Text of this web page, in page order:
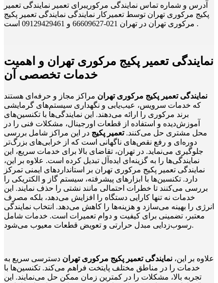
آدرس و شماره تماس نمایندگی مرکوریبرای تعمیر نمایندگی تعمیر
پکیج مرکوری تهران توسط تعمیرکار نمایندگی نمایندگی تعمیر پکیج
مرکوری تهران در تهران 021-66609627 و 09129429461 است .
نمایندگی تعمیر پکیج مرکوری تهران و اهمیت
خدمات تخصصی آن
نمایندگی تعمیر پکیج مرکوری تهران مراکز مجاز و حرفه‌ای هستند
که خدمات سرویس، عیب‌یابی و نگهداری سیستم‌های گرمایشی
برند مرکوری را ارائه می‌دهند. این نمایندگی‌ها با تکنسین‌های
آموزش‌دیده و استفاده از قطعات اورجینال، مشکلات فنی را در
محل مشتری حل می‌کنند.تعمیر پکیج در این مراکز شامل بررسی
دوره‌ای و رفع نقص‌های ناگهانی است که از خرابی‌های بزرگ‌تر
جلوگیری می‌نماید. در تهران، تقاضای بالا برای خدمات سریع، این
نمایندگی‌ها را به گزینه‌ای ایده‌آل تبدیل کرده است. علاوه بر این،
نمایندگی تعمیر پکیج مرکوری تهران بر استانداردهای ایمنی تمرکز
دارد. تکنسین‌ها با ابزارهای پیشرفته، سیستم گاز و الکتریکی را
بررسی می‌کنند تا خطرات احتمالی مانند نشتی را حذف نمایند. این
خدمات نه تنها کارایی دستگاه را افزایش می‌دهد، بلکه مصرف
انرژی را بهینه می‌سازد و هزینه‌ها را کاهش می‌دهد. انتخاب نمایندگی
معتبر، تضمینی برای کیفیت و دوام تعمیرات است. خدمات شامل
رسوب‌زدایی مبدل حرارتی و تعویض قطعات معیوب می‌شود.
علاوه بر این، نمایندگی تعمیر پکیج مرکوری تهران دسترسی سریع به
خدمات را در مناطق مختلف پایتخت فراهم می‌کند. تکنسین‌ها با
تجربه بالا، مشکلات را در کمترین زمان ممکن حل می‌نمایند. این